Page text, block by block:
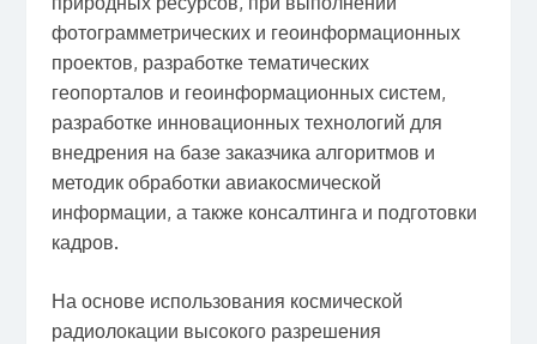
фотограмметрических и геоинформационных
проектов, разработке тематических
геопорталов и геоинформационных систем,
разработке инновационных технологий для
внедрения на базе заказчика алгоритмов и
методик обработки авиакосмической
информации, а также консалтинга и подготовки
кадров.
На основе использования космической
радиолокации высокого разрешения